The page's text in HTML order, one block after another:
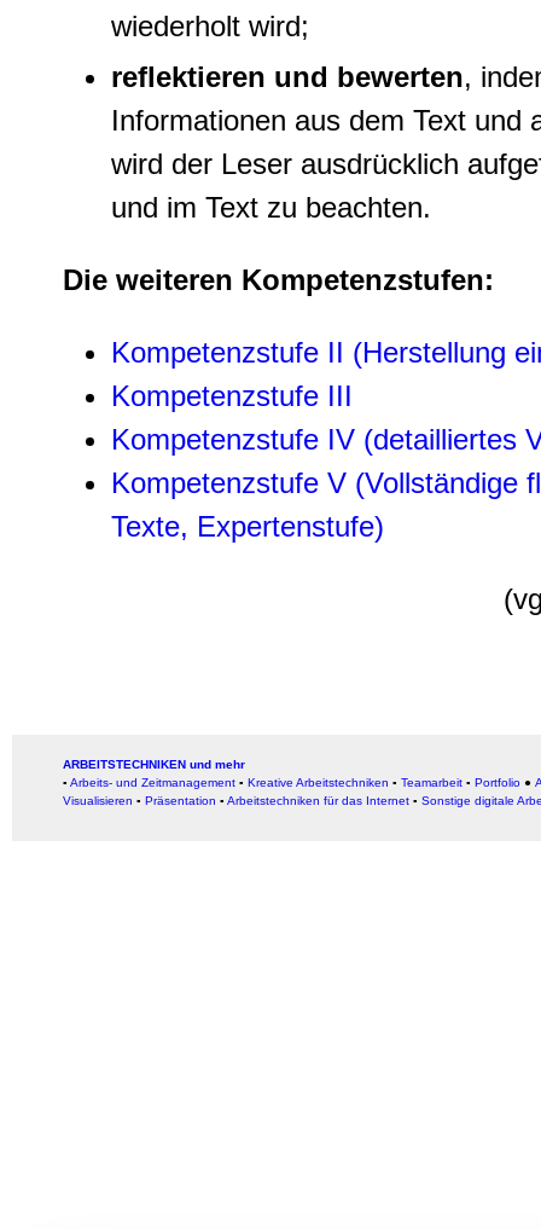
wiederholt wird;
reflektieren und bewerten,
Informationen aus dem Text und
wird der Leser ausdrücklich
und im Text zu beachten.
Die weiteren Kompetenzstufen:
Kompetenzstufe II (Herstellung
Kompetenzstufe III
Kompetenzstufe IV (detailliertes
Kompetenzstufe V (Vollständige
Texte, Expertenstufe)
ARBEITSTECHNIKEN und mehr
▪ Arbeits- und Zeitmanagement ▪ Kreative Arbeitstechniken ▪ Teamarbeit ▪ Portfolio ●
Visualisieren ▪ Präsentation ▪ Arbeitstechniken für das Internet ▪ Sonstige digitale